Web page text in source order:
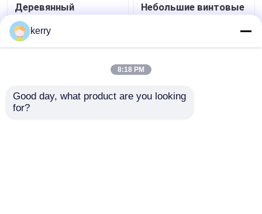
Деревянный
пробковый
стеклянный банка
крышки крышки для
Небольшие винтовые
пластиковые крышки
для бутылок с водой
kerry
8:18 PM
Good day, what product are you looking
for?